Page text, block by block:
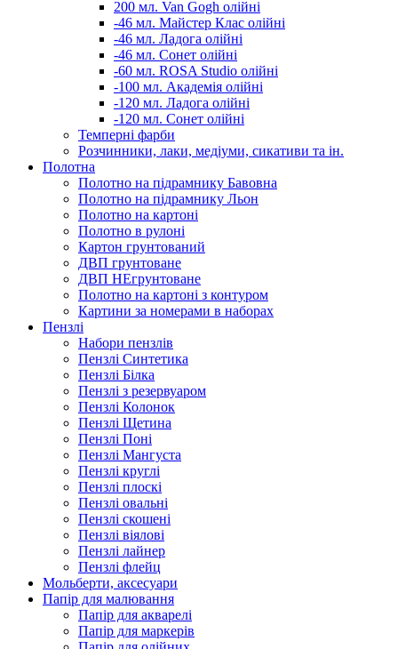
200 мл. Van Gogh олійні
-46 мл. Майстер Клас олійні
-46 мл. Ладога олійні
-46 мл. Сонет олійні
-60 мл. ROSA Studio олійні
-100 мл. Академія олійні
-120 мл. Ладога олійні
-120 мл. Сонет олійні
Темперні фарби
Розчинники, лаки, медіуми, сикативи та ін.
Полотна
Полотно на підрамнику Бавовна
Полотно на підрамнику Льон
Полотно на картоні
Полотно в рулоні
Картон грунтований
ДВП грунтоване
ДВП НЕгрунтоване
Полотно на картоні з контуром
Картини за номерами в наборах
Пензлі
Набори пензлів
Пензлі Синтетика
Пензлі Білка
Пензлі з резервуаром
Пензлі Колонок
Пензлі Щетина
Пензлі Поні
Пензлі Мангуста
Пензлі круглі
Пензлі плоскі
Пензлі овальні
Пензлі скошені
Пензлі віялові
Пензлі лайнер
Пензлі флейц
Мольберти, аксесуари
Папір для малювання
Папір для акварелі
Папір для маркерів